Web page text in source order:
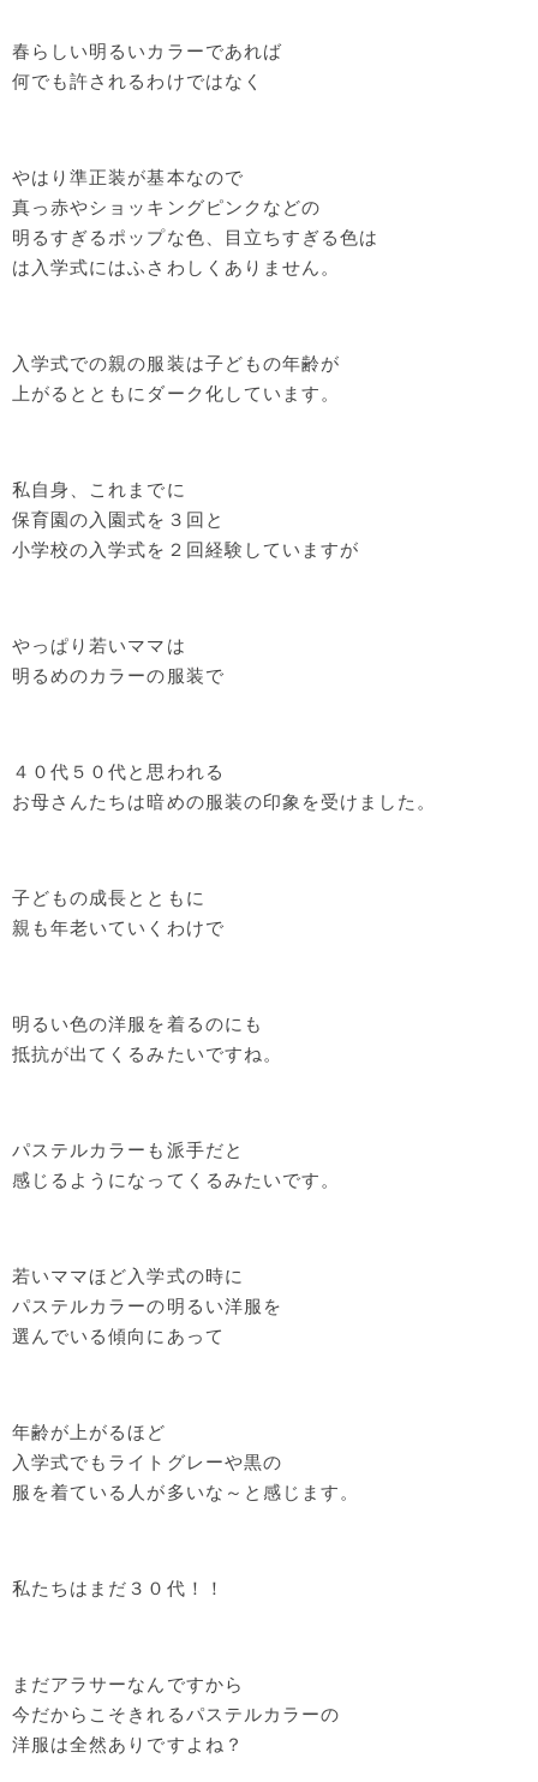
春らしい明るいカラーであれば
何でも許されるわけではなく
やはり準正装が基本なので
真っ赤やショッキングピンクなどの
明るすぎるポップな色、目立ちすぎる色は
は入学式にはふさわしくありません。
入学式での親の服装は子どもの年齢が
上がるとともにダーク化しています。
私自身、これまでに
保育園の入園式を３回と
小学校の入学式を２回経験していますが
やっぱり若いママは
明るめのカラーの服装で
４０代５０代と思われる
お母さんたちは暗めの服装の印象を受けました。
子どもの成長とともに
親も年老いていくわけで
明るい色の洋服を着るのにも
抵抗が出てくるみたいですね。
パステルカラーも派手だと
感じるようになってくるみたいです。
若いママほど入学式の時に
パステルカラーの明るい洋服を
選んでいる傾向にあって
年齢が上がるほど
入学式でもライトグレーや黒の
服を着ている人が多いな～と感じます。
私たちはまだ３０代！！
まだアラサーなんですから
今だからこそきれるパステルカラーの
洋服は全然ありですよね？